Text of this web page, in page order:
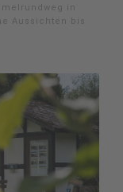
in
Aussichten bis